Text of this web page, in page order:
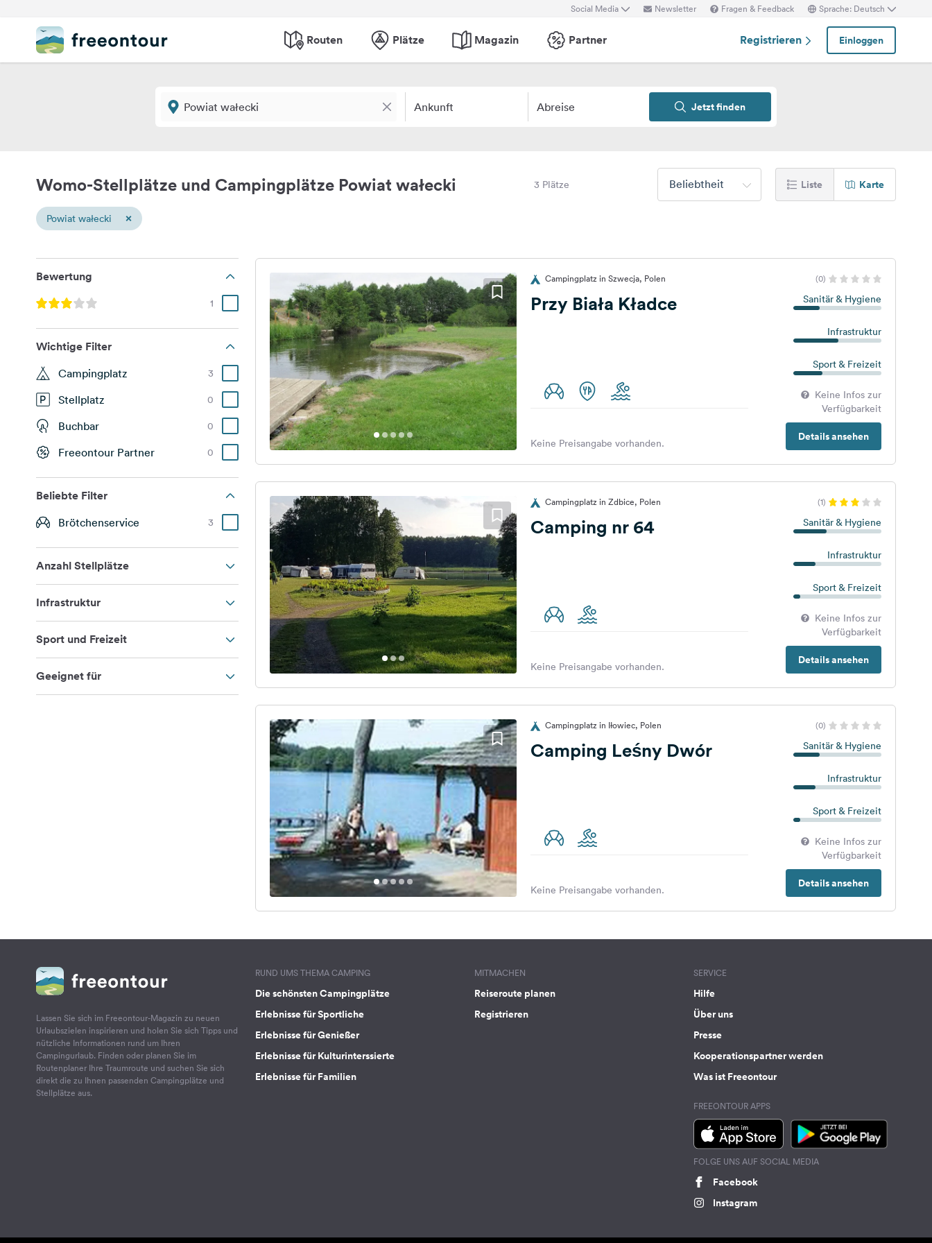
Social Media Newsletter Fragen & Feedback Sprache: Deutsch
Routen Plätze Magazin Partner Registrieren Einloggen
Ankunft Abreise Jetzt finden
Womo-Stellplätze und Campingplätze Powiat wałecki 3 Plätze Beliebtheit Liste Karte
Powiat wałecki ×
Bewertung
1
Wichtige Filter
Campingplatz 3
Stellplatz 0
Buchbar 0
Freeontour Partner 0
Beliebte Filter
Brötchenservice 3
Anzahl Stellplätze
Infrastruktur
Sport und Freizeit
Geeignet für
Campingplatz in Szwecja, Polen (0)
Przy Biała Kładce Sanitär & Hygiene
Infrastruktur
Sport & Freizeit
Keine Infos zur
Verfügbarkeit
Details ansehen
Keine Preisangabe vorhanden.
Campingplatz in Zdbice, Polen (1)
Camping nr 64 Sanitär & Hygiene
Infrastruktur
Sport & Freizeit
Keine Infos zur
Verfügbarkeit
Details ansehen
Keine Preisangabe vorhanden.
Campingplatz in Iłowiec, Polen (0)
Camping Leśny Dwór Sanitär & Hygiene
Infrastruktur
Sport & Freizeit
Keine Infos zur
Verfügbarkeit
Details ansehen
Keine Preisangabe vorhanden.
Lassen Sie sich im Freeontour-Magazin zu neuen
Urlaubszielen inspirieren und holen Sie sich Tipps und
nützliche Informationen rund um Ihren
Campingurlaub. Finden oder planen Sie im
Routenplaner Ihre Traumroute und suchen Sie sich
direkt die zu Ihnen passenden Campingplätze und
Stellplätze aus.
RUND UMS THEMA CAMPING
Die schönsten Campingplätze
Erlebnisse für Sportliche
Erlebnisse für Genießer
Erlebnisse für Kulturinterssierte
Erlebnisse für Familien
MITMACHEN
Reiseroute planen
Registrieren
SERVICE
Hilfe
Über uns
Presse
Kooperationspartner werden
Was ist Freeontour
FREEONTOUR APPS
FOLGE UNS AUF SOCIAL MEDIA
Facebook
Instagram